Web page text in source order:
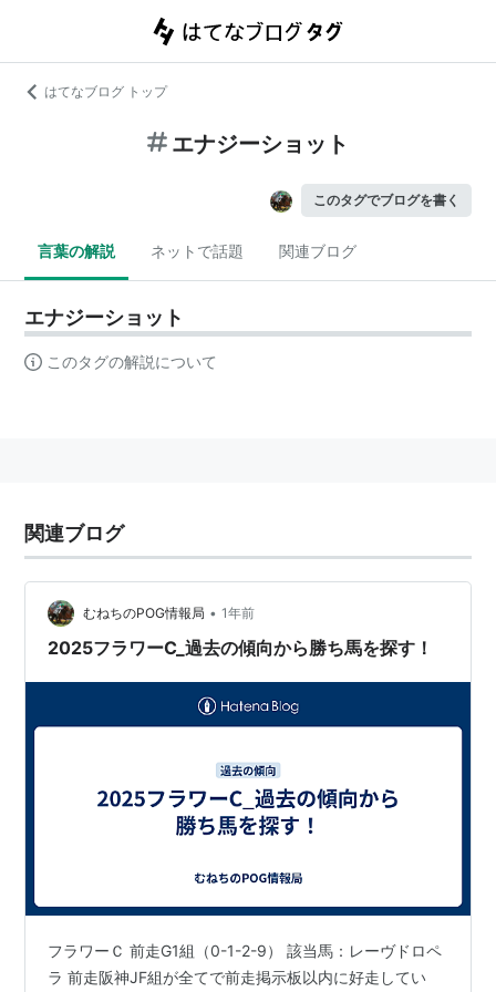
はてなブログ トップ
エナジーショット
このタグでブログを書く
言葉の解説 ネットで話題 関連ブログ
エナジーショット
このタグの解説について
関連ブログ
むねちのPOG情報局 • 1年前
2025フラワーC_過去の傾向から勝ち馬を探す！
フラワーＣ 前走G1組（0-1-2-9） 該当馬：レーヴドロペ
ラ 前走阪神JF組が全てで前走掲示板以内に好走してい